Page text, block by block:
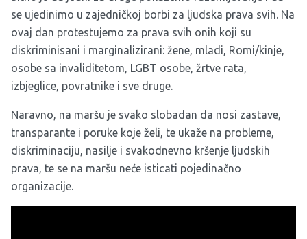
se ujedinimo u zajedničkoj borbi za ljudska prava svih. Na
ovaj dan protestujemo za prava svih onih koji su
diskriminisani i marginalizirani: žene, mladi, Romi/kinje,
osobe sa invaliditetom, LGBT osobe, žrtve rata,
izbjeglice, povratnike i sve druge.
Naravno, na maršu je svako slobadan da nosi zastave,
transparante i poruke koje želi, te ukaže na probleme,
diskriminaciju, nasilje i svakodnevno kršenje ljudskih
prava, te se na maršu neće isticati pojedinačno
organizacije.